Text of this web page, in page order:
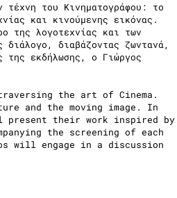
του Κινηματογράφου: το
και κινούμενης εικόνας.
της λογοτεχνίας και των
διαβάζοντας ζωντανά,
της εκδήλωσης, ο Γιώργος
the art of Cinema.
and the moving image. In
their work inspired by
the screening of each
will engage in a discussion